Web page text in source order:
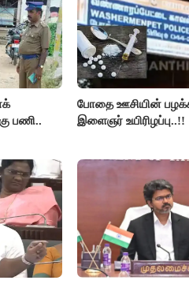
பணி..
போதை ஊசியின்
இளைஞர் உயிரிழப்பு..!!